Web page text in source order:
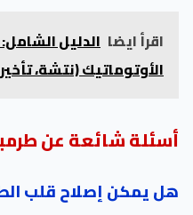
اقرأ ايضا الدليل
الأوتوماتيك (نتشة، تأخير،
أسئلة شائعة عن
هل يمكن إصلاح قلب